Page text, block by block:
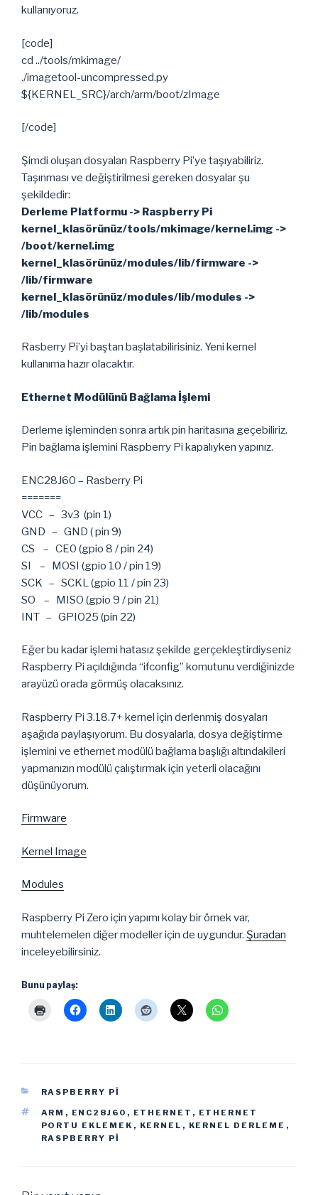
kullanıyoruz.
[code]
cd ../tools/mkimage/
./imagetool-uncompressed.py
${KERNEL_SRC}/arch/arm/boot/zImage
[/code]
Şimdi oluşan dosyaları Raspberry Pi’ye taşıyabiliriz.
Taşınması ve değiştirilmesi gereken dosyalar şu
şekildedir:
Derleme Platformu -> Raspberry Pi
kernel_klasörünüz/tools/mkimage/kernel.img ->
/boot/kernel.img
kernel_klasörünüz/modules/lib/firmware ->
/lib/firmware
kernel_klasörünüz/modules/lib/modules ->
/lib/modules
Rasberry Pi’yi baştan başlatabilirisiniz. Yeni kernel
kullanıma hazır olacaktır.
Ethernet Modülünü Bağlama İşlemi
Derleme işleminden sonra artık pin haritasına geçebiliriz.
Pin bağlama işlemini Raspberry Pi kapalıyken yapınız.
ENC28J60 – Rasberry Pi
=======
VCC – 3v3 (pin 1)
GND – GND ( pin 9)
CS – CE0 (gpio 8 / pin 24)
SI – MOSI (gpio 10 / pin 19)
SCK – SCKL (gpio 11 / pin 23)
SO – MISO (gpio 9 / pin 21)
INT – GPIO25 (pin 22)
Eğer bu kadar işlemi hatasız şekilde gerçekleştirdiyseniz
Raspberry Pi açıldığında “ifconfig” komutunu verdiğinizde
arayüzü orada görmüş olacaksınız.
Raspberry Pi 3.18.7+ kernel için derlenmiş dosyaları
aşağıda paylaşıyorum. Bu dosyalarla, dosya değiştirme
işlemini ve ethernet modülü bağlama başlığı altındakileri
yapmanızın modülü çalıştırmak için yeterli olacağını
düşünüyorum.
Firmware
Kernel Image
Modules
Raspberry Pi Zero için yapımı kolay bir örnek var,
muhtelemelen diğer modeller için de uygundur. Şuradan
inceleyebilirsiniz.
Bunu paylaş:
KATEGORILER
RASPBERRY PI
ETIKETLER
ARM , ENC28J60 , ETHERNET , ETHERNET
PORTU EKLEMEK , KERNEL , KERNEL DERLEME ,
RASPBERRY PI